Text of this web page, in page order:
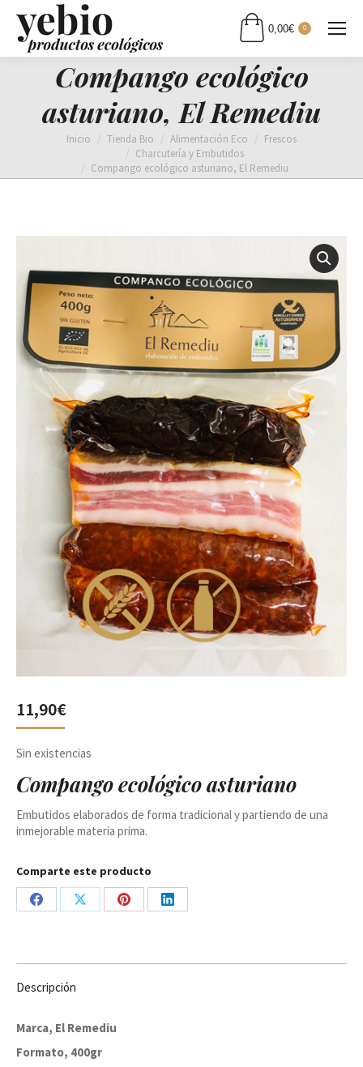
0,00€ 0
Compango ecológico
asturiano, El Remediu
Estás aquí:Inicio Tienda Bio Alimentación Eco
Frescos
Charcutería y Embutidos
Compango ecológico asturiano, El Remediu
11,90€
Sin existencias
Compango ecológico asturiano
Embutidos elaborados de forma tradicional y partiendo de una
inmejorable materia prima.
Comparte este producto
Share
Share
Share
Share
Descripción
Marca, El Remediu
Formato, 400gr